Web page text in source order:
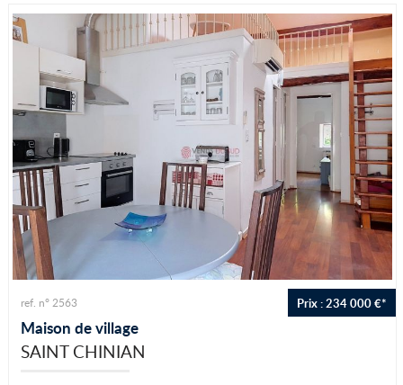
Prix : 234 000 €*
ref. n° 2563
Maison de village
SAINT CHINIAN